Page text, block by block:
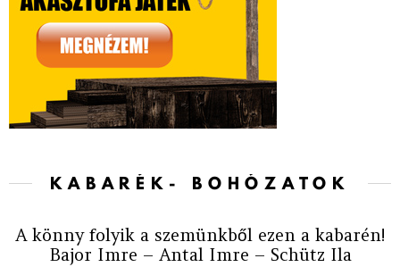
KABARÉK- BOHÓZATOK
A könny folyik a szemünkből ezen a kabarén!
Bajor Imre – Antal Imre – Schütz Ila